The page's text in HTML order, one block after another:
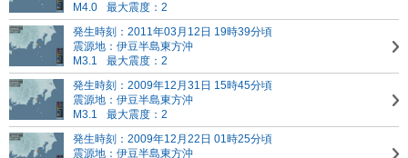
M4.0
最大震度：2
発生時刻：2011年03月12日 19時39分頃
震源地：伊豆半島東方沖
M3.1
最大震度：2
発生時刻：2009年12月31日 15時45分頃
震源地：伊豆半島東方沖
M3.1
最大震度：2
発生時刻：2009年12月22日 01時25分頃
震源地：伊豆半島東方沖